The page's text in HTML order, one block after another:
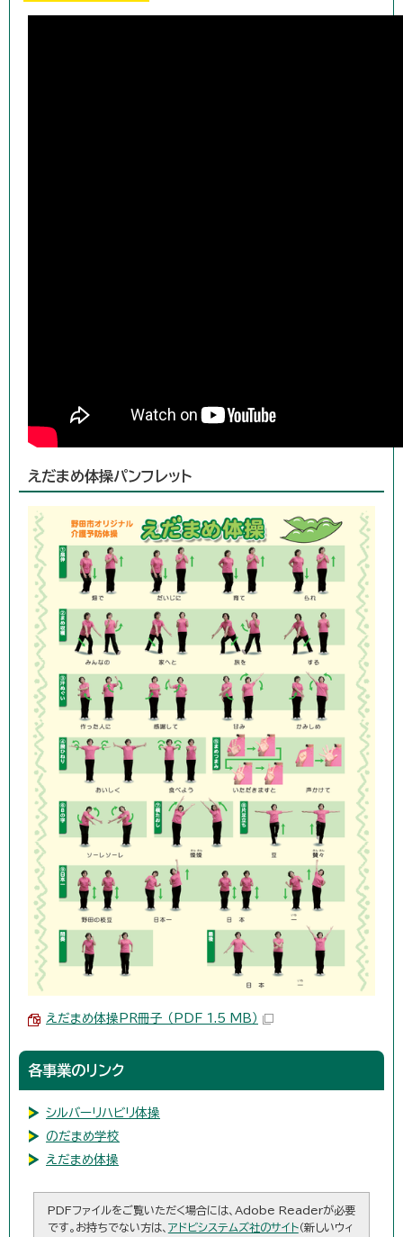
えだまめ体操パンフレット
えだまめ体操PR冊子 （PDF 1.5 MB）
各事業のリンク
シルバーリハビリ体操
のだまめ学校
えだまめ体操
PDFファイルをご覧いただく場合には、Adobe Readerが必要
です。お持ちでない方は、 アドビシステムズ社のサイト（新しいウィ